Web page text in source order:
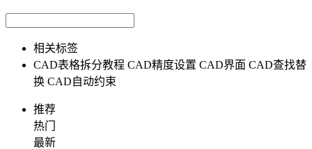
相关标签
CAD表格拆分教程 CAD精度设置 CAD界面 CAD查找替
换 CAD自动约束
推荐
热门
最新